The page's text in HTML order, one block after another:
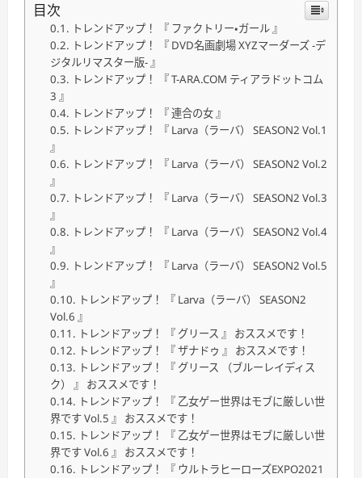
目次
トレンドアップ！ 『 ファクトリー・ガール 』
トレンドアップ！ 『 DVD名画劇場 XYZマーダーズ ‐デ
ジタルリマスター版‐ 』
トレンドアップ！ 『 T-ARA.COM ティアラドットコム
3 』
トレンドアップ！ 『 連合の女 』
トレンドアップ！ 『 Larva（ラーバ） SEASON2 Vol.1
』
トレンドアップ！ 『 Larva（ラーバ） SEASON2 Vol.2
』
トレンドアップ！ 『 Larva（ラーバ） SEASON2 Vol.3
』
トレンドアップ！ 『 Larva（ラーバ） SEASON2 Vol.4
』
トレンドアップ！ 『 Larva（ラーバ） SEASON2 Vol.5
』
トレンドアップ！ 『 Larva（ラーバ） SEASON2
Vol.6 』
トレンドアップ！ 『 グリース 』 おススメです！
トレンドアップ！ 『 ザナドゥ 』 おススメです！
トレンドアップ！ 『 グリース （ブルーレイディス
ク） 』 おススメです！
トレンドアップ！ 『 乙女ゲー世界はモブに厳しい世
界です Vol.5 』 おススメです！
トレンドアップ！ 『 乙女ゲー世界はモブに厳しい世
界です Vol.6 』 おススメです！
トレンドアップ！ 『 ウルトラヒーローズEXPO2021